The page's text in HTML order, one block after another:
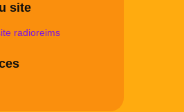
site
radioreims